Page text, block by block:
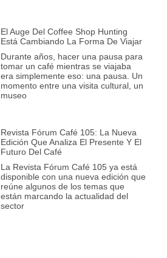
El Auge Del Coffee Shop Hunting
Está Cambiando La Forma De Viajar
Durante años, hacer una pausa para
tomar un café mientras se viajaba
era simplemente eso: una pausa. Un
momento entre una visita cultural, un
museo
Revista Fórum Café 105: La Nueva
Edición Que Analiza El Presente Y El
Futuro Del Café
La Revista Fórum Café 105 ya está
disponible con una nueva edición que
reúne algunos de los temas que
están marcando la actualidad del
sector